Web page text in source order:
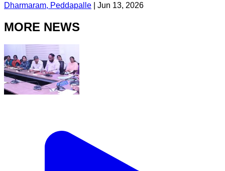
Dharmaram, Peddapalle Jun 13, 2026
MORE NEWS